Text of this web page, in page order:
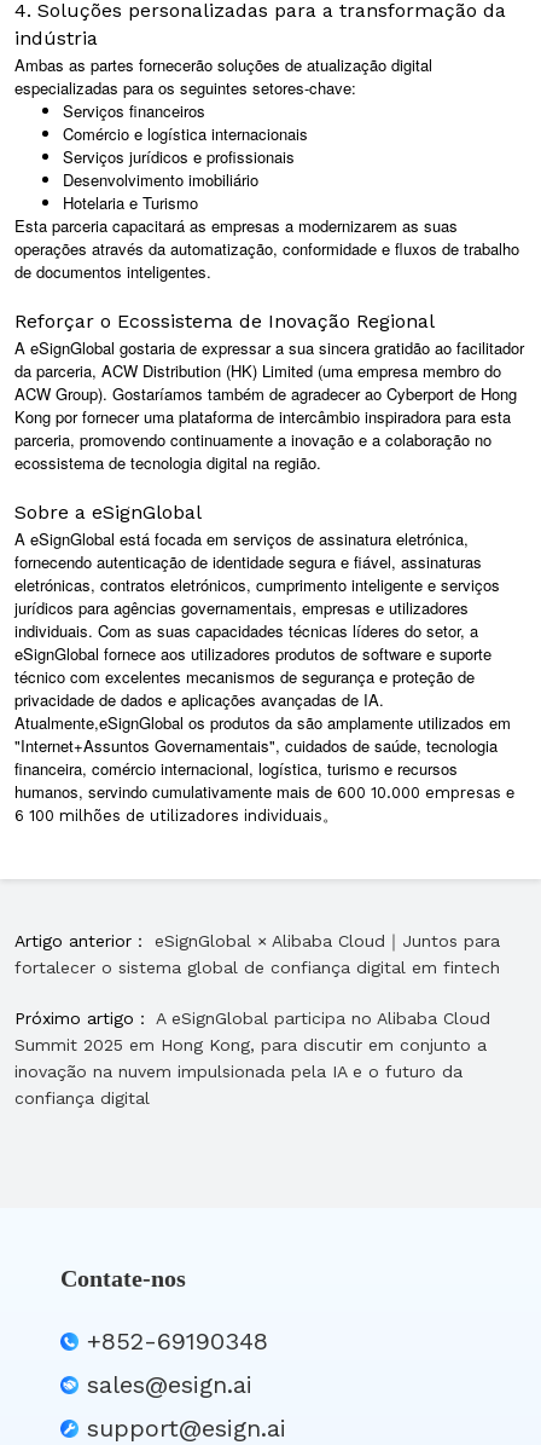
4. Soluções personalizadas para a transformação da
indústria
Ambas as partes fornecerão soluções de atualização digital
especializadas para os seguintes setores-chave:
Serviços financeiros
Comércio e logística internacionais
Serviços jurídicos e profissionais
Desenvolvimento imobiliário
Hotelaria e Turismo
Esta parceria capacitará as empresas a modernizarem as suas
operações através da automatização, conformidade e fluxos de trabalho
de documentos inteligentes.
Reforçar o Ecossistema de Inovação Regional
A eSignGlobal gostaria de expressar a sua sincera gratidão ao facilitador
da parceria, ACW Distribution (HK) Limited (uma empresa membro do
ACW Group). Gostaríamos também de agradecer ao Cyberport de Hong
Kong por fornecer uma plataforma de intercâmbio inspiradora para esta
parceria, promovendo continuamente a inovação e a colaboração no
ecossistema de tecnologia digital na região.
Sobre a eSignGlobal
A eSignGlobal está focada em serviços de assinatura eletrónica,
fornecendo autenticação de identidade segura e fiável, assinaturas
eletrónicas, contratos eletrónicos, cumprimento inteligente e serviços
jurídicos para agências governamentais, empresas e utilizadores
individuais. Com as suas capacidades técnicas líderes do setor, a
eSignGlobal fornece aos utilizadores produtos de software e suporte
técnico com excelentes mecanismos de segurança e proteção de
privacidade de dados e aplicações avançadas de IA.
Atualmente,eSignGlobal os produtos da são amplamente utilizados em
"Internet+Assuntos Governamentais", cuidados de saúde, tecnologia
financeira, comércio internacional, logística, turismo e recursos
humanos, servindo cumulativamente mais de 600 10.000 empresas e
6 100 milhões de utilizadores individuais。
Artigo anterior： eSignGlobal × Alibaba Cloud｜Juntos para
fortalecer o sistema global de confiança digital em fintech
Próximo artigo： A eSignGlobal participa no Alibaba Cloud
Summit 2025 em Hong Kong, para discutir em conjunto a
inovação na nuvem impulsionada pela IA e o futuro da
confiança digital
Contate-nos
+852-69190348
sales@esign.ai
support@esign.ai